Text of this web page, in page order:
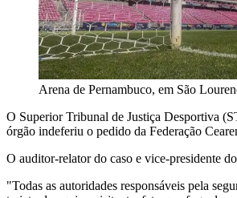
Arena de Pernambuco, em São
O Superior Tribunal de Justiça Desportiva
órgão indeferiu o pedido da Federação
O auditor-relator do caso e vice-presidente
"Todas as autoridades responsáveis pela